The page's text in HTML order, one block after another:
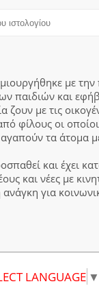
με
παιδιών και
ζουν με τις
φίλους οι οποίοι
τα άτομα
και έχει
και νέες με
για
LANGUAGE ▼